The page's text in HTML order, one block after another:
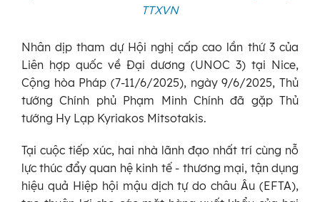
TTXVN
Nhân dịp tham dự Hội nghị cấp cao lần thứ 3 của
Liên hợp quốc về Đại dương (UNOC 3) tại Nice,
Cộng hòa Pháp (7-11/6/2025), ngày 9/6/2025, Thủ
tướng Chính phủ Phạm Minh Chính đã gặp Thủ
tướng Hy Lạp Kyriakos Mitsotakis.
Tại cuộc tiếp xúc, hai nhà lãnh đạo nhất trí cùng nỗ
lực thúc đẩy quan hệ kinh tế - thương mại, tận dụng
hiệu quả Hiệp hội mậu dịch tự do châu Âu (EFTA),